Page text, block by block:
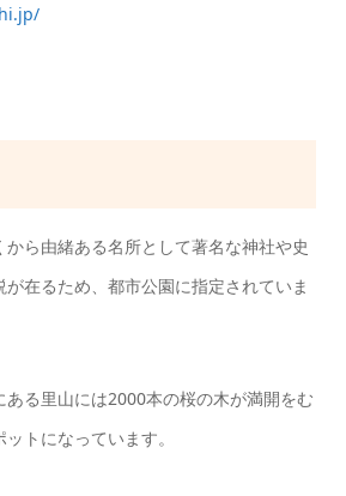
ら由緒ある名所として著名な神社や史
在るため、都市公園に指定されていま
ある里山には2000本の桜の木が満開をむ
トになっています。